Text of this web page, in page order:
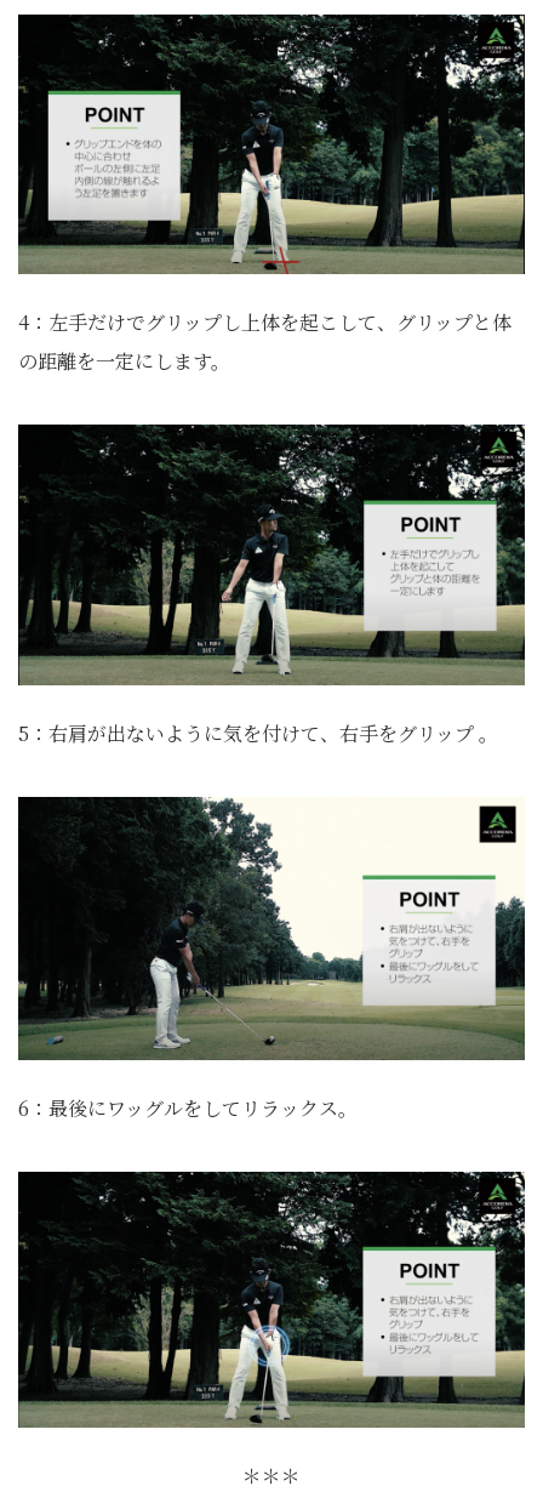
4：左手だけでグリップし上体を起こして、グリップと体
の距離を一定にします。
5：右肩が出ないように気を付けて、右手をグリップ 。
6：最後にワッグルをしてリラックス。
＊＊＊